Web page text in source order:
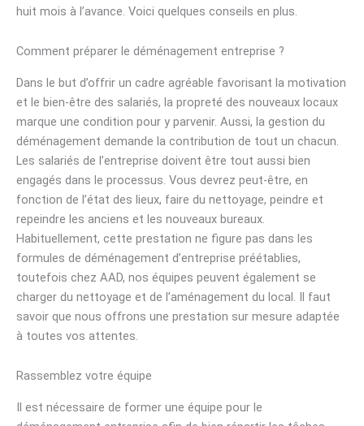
huit mois à l’avance. Voici quelques conseils en plus.
Comment préparer le déménagement entreprise ?
Dans le but d’offrir un cadre agréable favorisant la motivation
et le bien-être des salariés, la propreté des nouveaux locaux
marque une condition pour y parvenir. Aussi, la gestion du
déménagement demande la contribution de tout un chacun.
Les salariés de l’entreprise doivent être tout aussi bien
engagés dans le processus. Vous devrez peut-être, en
fonction de l’état des lieux, faire du nettoyage, peindre et
repeindre les anciens et les nouveaux bureaux.
Habituellement, cette prestation ne figure pas dans les
formules de déménagement d’entreprise préétablies,
toutefois chez AAD, nos équipes peuvent également se
charger du nettoyage et de l’aménagement du local. Il faut
savoir que nous offrons une prestation sur mesure adaptée
à toutes vos attentes.
Rassemblez votre équipe
Il est nécessaire de former une équipe pour le